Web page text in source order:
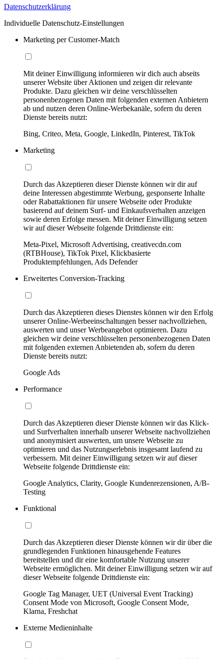
Datenschutzerklärung
Individuelle Datenschutz-Einstellungen
Marketing per Customer-Match
Mit deiner Einwilligung informieren wir dich auch abseits
unserer Website über Aktionen und zeigen dir relevante
Produkte. Dazu gleichen wir deine verschlüsselten
personenbezogenen Daten mit folgenden externen Anbietern
ab und nutzen deren Online-Werbekanäle, sofern du deren
Dienste bereits nutzt:
Bing, Criteo, Meta, Google, LinkedIn, Pinterest, TikTok
Marketing
Durch das Akzeptieren dieser Dienste können wir dir auf
deine Interessen abgestimmte Werbung, gesponserte Inhalte
oder Rabattaktionen für unsere Webseite oder Produkte
basierend auf deinem Surf- und Einkaufsverhalten anzeigen
sowie deren Erfolge messen. Mit deiner Einwilligung setzen
wir auf dieser Webseite folgende Drittdienste ein:
Meta-Pixel, Microsoft Advertising, creativecdn.com
(RTBHouse), TikTok Pixel, Klickbasierte
Produktempfehlungen, Ads Defender
Erweitertes Conversion-Tracking
Durch das Akzeptieren dieses Dienstes können wir den Erfolg
unserer Online-Werbeeinschaltungen besser nachvollziehen,
auswerten und unser Werbeangebot optimieren. Dazu
gleichen wir deine verschlüsselten personenbezogenen Daten
mit folgenden externen Anbietenden ab, sofern du deren
Dienste bereits nutzt:
Google Ads
Performance
Durch das Akzeptieren dieser Dienste können wir das Klick-
und Surfverhalten innerhalb unserer Webseite nachvollziehen
und anonymisiert auswerten, um unsere Webseite zu
optimieren und das Nutzungserlebnis insgesamt laufend zu
verbessern. Mit deiner Einwilligung setzen wir auf dieser
Webseite folgende Drittdienste ein:
Google Analytics, Clarity, Google Kundenrezensionen, A/B-
Testing
Funktional
Durch das Akzeptieren dieser Dienste können wir dir über die
grundlegenden Funktionen hinausgehende Features
bereitstellen und dir eine komfortable Nutzung unserer
Webseite ermöglichen. Mit deiner Einwilligung setzen wir auf
dieser Webseite folgende Drittdienste ein:
Google Tag Manager, UET (Universal Event Tracking)
Consent Mode von Microsoft, Google Consent Mode,
Klarna, Freshchat
Externe Medieninhalte